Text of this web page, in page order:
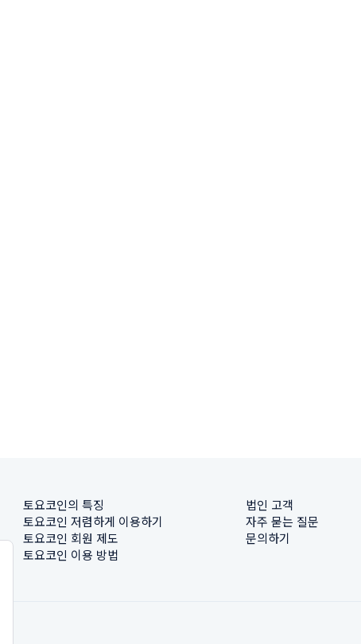
토요코인의 특징
토요코인 저렴하게 이용하기
토요코인 회원 제도
토요코인 이용 방법
법인 고객
자주 묻는 질문
문의하기